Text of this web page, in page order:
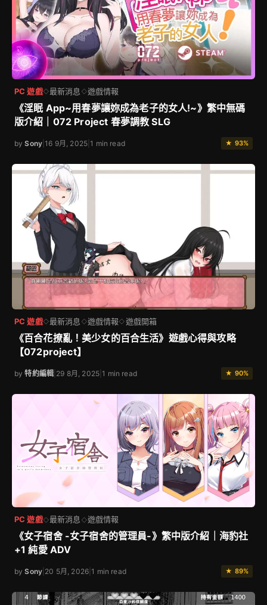
PC 遊戲◇最新消息 ◇遊戲情報
《淫眠 App~用春夢讓妳成為老子的女人!~》繁中無碼
版介紹｜072 Project 春夢調教 SLG
bySony |16 9月, 2025 |1 min read ★ 93%
PC 遊戲◇最新消息 ◇遊戲情報◇遊戲開箱
《百合花撩亂！美少女的百合生活》遊戲心得與攻略
【072project】
by特約編輯 29 8月, 2025 |1 min read ★ 90%
PC 遊戲◇最新消息 ◇遊戲情報
《女子宿舍 -女子宿舍的管理員-》繁中版介紹｜海豹社
+1 純愛 ADV
bySony 20 5月, 2026 |1 min read ★ 89%